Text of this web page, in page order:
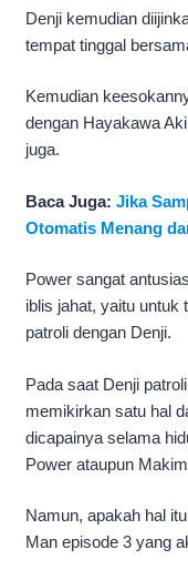
Denji kemudian
tempat tinggal
Kemudian
dengan Hayakawa
juga.
Baca Juga: Jika
Otomatis Menang
Power sangat
iblis jahat, yaitu untuk
patroli dengan Denji.
Pada saat Denji
memikirkan satu hal
dicapainya selama
Power ataupun
Namun, apakah hal
Man episode 3 yang